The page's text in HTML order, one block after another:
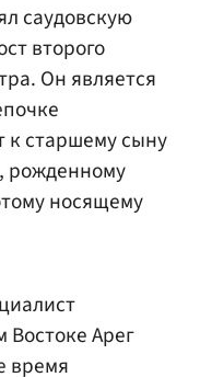
саудовскую
второго
Он является
к старшему сыну
рожденному
носящему
Арег
время